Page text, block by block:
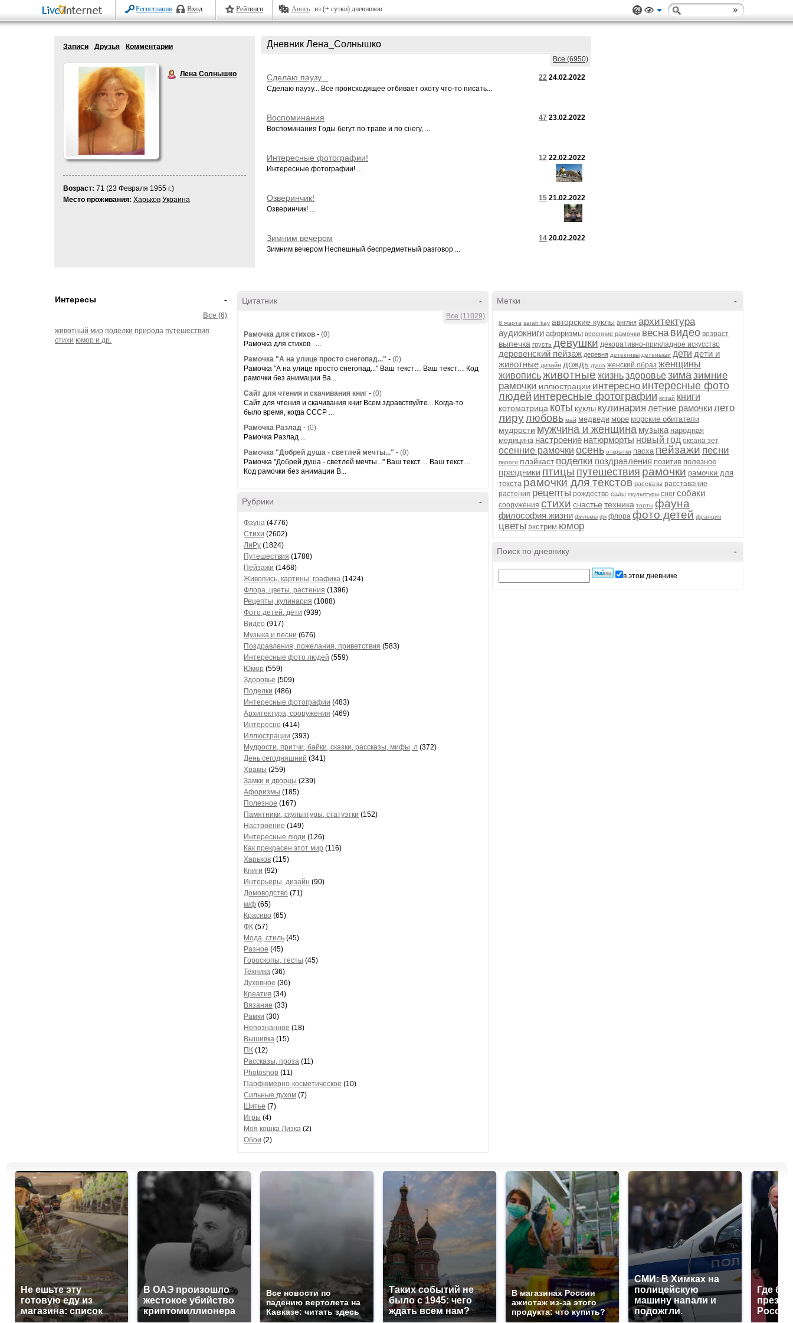
Регистрация Вход Рейтинги Авось из (+ сутки) дневников
Записи Друзья Комментарии
Лена Солнышко
Возраст: 71 (23 Февраля 1955 г.)
Место проживания: Харьков Украина
Дневник Лена_Солнышко
Все (6950)
22 24.02.2022
Сделаю паузу...
Сделаю паузу... Все происходящее отбивает охоту что-то писать...
47 23.02.2022
Воспоминания
Воспоминания Годы бегут по траве и по снегу, ...
12 22.02.2022
Интересные фотографии!
Интересные фотографии! ...
15 21.02.2022
Озверинчик!
Озверинчик! ...
14 20.02.2022
Зимним вечером
Зимним вечером Неспешный беспредметный разговор ...
-
Интересы
Все (6)
животный мир поделки природа путешествия
стихи юмор и др.
-
Цитатник
Все (11029)
Рамочка для стихов - (0)
Рамочка для стихов ...
Рамочка "А на улице просто снегопад..." - (0)
Рамочка "А на улице просто снегопад..." Ваш текст… Ваш текст… Код
рамочки без анимации Ва...
Сайт для чтения и скачивания книг - (0)
Сайт для чтения и скачивания книг Всем здравствуйте... Когда-то
было время, когда СССР ...
Рамочка Разлад - (0)
Рамочка Разлад ...
Рамочка "Добрей душа - светлей мечты..." - (0)
Рамочка "Добрей душа - светлей мечты..." Ваш текст… Ваш текст…
Код рамочки без анимации В...
-
Рубрики
Фауна (4776)
Стихи (2602)
ЛиРу (1824)
Путешествия (1788)
Пейзажи (1468)
Живопись, картины, графика (1424)
Флора, цветы, растения (1396)
Рецепты, кулинария (1088)
Фото детей, дети (939)
Видео (917)
Музыка и песни (676)
Поздравления, пожелания, приветствия (583)
Интересные фото людей (559)
Юмор (559)
Здоровье (509)
Поделки (486)
Интересные фотографии (483)
Архитектура, сооружения (469)
Интересно (414)
Иллюстрации (393)
Мудрости, притчи, байки, сказки, рассказы, мифы, л (372)
День сегодняшний (341)
Храмы (259)
Замки и дворцы (239)
Афоризмы (185)
Полезное (167)
Памятники, скульптуры, статуэтки (152)
Настроение (149)
Интересные люди (126)
Как прекрасен этот мир (116)
Харьков (115)
Книги (92)
Интерьеры, дизайн (90)
Домоводство (71)
м/ф (65)
Красиво (65)
ФК (57)
Мода, стиль (45)
Разное (45)
Гороскопы, тесты (45)
Техника (36)
Духовное (36)
Креатив (34)
Вязание (33)
Рамки (30)
Непознанное (18)
Вышивка (15)
ПК (12)
Рассказы, проза (11)
Photoshop (11)
Парфюмерно-косметическое (10)
Сильные духом (7)
Шитье (7)
Игры (4)
Моя кошка Лизка (2)
Обои (2)
-
Метки
8 марта sarah kay авторские куклы англия архитектура
аудиокниги афоризмы весенние рамочки весна видео возраст
выпечка грусть девушки декоративно-прикладное искусство
деревенский пейзаж деревня детективы детеныши дети дети и
животные дизайн дождь душа женский образ женщины
живописьживотные жизньздоровьезимазимние
рамочки иллюстрации интересно интересные фото
людей интересные фотографии китай книги
котоматрица коты куклы кулинария летние рамочкилето
лирулюбовь май медведи море морские обитатели
мудрости мужчина и женщина музыка народная
медицина настроение натюрморты новый год оксана зет
осенние рамочки осень открытки пасха пейзажи песни
пироги плэйкаст поделки поздравления позитив полезное
праздники птицы путешествия рамочки рамочки для
текста рамочки для текстов рассказы расставание
растения рецепты рождество сады скульптуры снег собаки
сооружения стихи счастье техника торты фауна
философия жизни фильмы фк флора фото детей франция
цветы экстрим юмор
-
Поиск по дневнику
в этом дневнике
Не ешьте эту
готовую еду из
магазина: список
В ОАЭ произошло
жестокое убийство
криптомиллионера
Все новости по
падению вертолета на
Кавказе: читать здесь
Таких событий не
было с 1945: чего
ждать всем нам?
В магазинах России
ажиотаж из-за этого
продукта: что купить?
СМИ: В Химках на
полицейскую
машину напали и
подожгли.
Где